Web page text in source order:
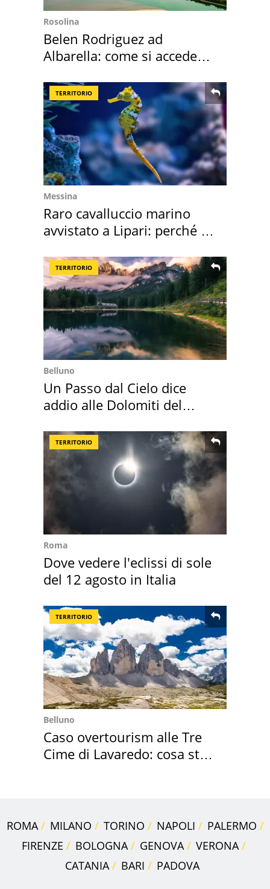
Rosolina
Belen Rodriguez ad
Albarella: come si accede
TERRITORIO
Messina
Raro cavalluccio marino
avvistato a Lipari: perché è
TERRITORIO
Belluno
Un Passo dal Cielo dice
addio alle Dolomiti del
TERRITORIO
Roma
Dove vedere l'eclissi di sole
del 12 agosto in Italia
TERRITORIO
Belluno
Caso overtourism alle Tre
Cime di Lavaredo: cosa sta
ROMA MILANO TORINO NAPOLI
PALERMO
FIRENZE
BOLOGNA GENOVA
VERONA
CATANIA
BARI PADOVA